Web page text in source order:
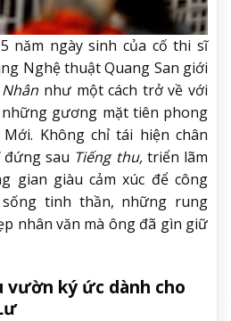
năm ngày sinh của cố thi sĩ
Nghệ thuật Quang San giới
như một cách trở về với
gương mặt tiên phong
Không chỉ tái hiện chân
sau Tiếng thu,triển lãm
gian giàu cảm xúc để công
tinh thần, những rung
nhân văn mà ông đã gìn giữ
vườn ký ức dành cho